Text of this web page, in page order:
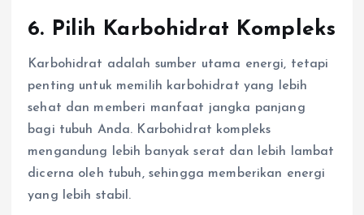
6. Pilih Karbohidrat Kompleks
Karbohidrat adalah sumber utama energi, tetapi
penting untuk memilih karbohidrat yang lebih
sehat dan memberi manfaat jangka panjang
bagi tubuh Anda. Karbohidrat kompleks
mengandung lebih banyak serat dan lebih lambat
dicerna oleh tubuh, sehingga memberikan energi
yang lebih stabil.